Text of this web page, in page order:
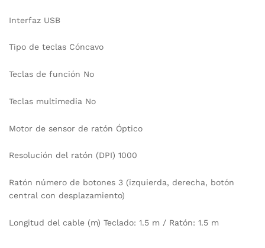
Interfaz USB
Tipo de teclas Cóncavo
Teclas de función No
Teclas multimedia No
Motor de sensor de ratón Óptico
Resolución del ratón (DPI) 1000
Ratón número de botones 3 (izquierda, derecha, botón
central con desplazamiento)
Longitud del cable (m) Teclado: 1.5 m / Ratón: 1.5 m